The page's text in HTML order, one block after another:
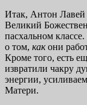
Итак, Антон Лавей
Великий
пасхальном
о том, какони
Кроме того, есть
извратили чакру
энергии,
Матери.